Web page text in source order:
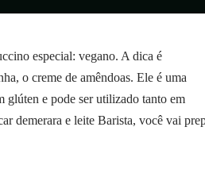
especial: vegano. A dica é
o creme de amêndoas. Ele é uma
glúten e pode ser utilizado tanto em
demerara e leite Barista, você vai